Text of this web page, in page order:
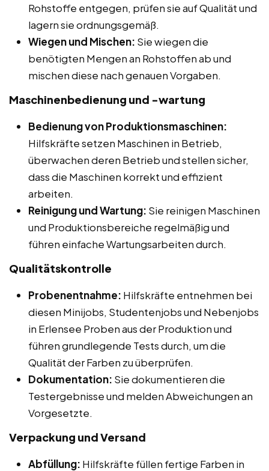
Rohstoffe entgegen, prüfen sie auf Qualität und
lagern sie ordnungsgemäß.
Wiegen und Mischen: Sie wiegen die
benötigten Mengen an Rohstoffen ab und
mischen diese nach genauen Vorgaben.
Maschinenbedienung und -wartung
Bedienung von Produktionsmaschinen:
Hilfskräfte setzen Maschinen in Betrieb,
überwachen deren Betrieb und stellen sicher,
dass die Maschinen korrekt und effizient
arbeiten.
Reinigung und Wartung: Sie reinigen Maschinen
und Produktionsbereiche regelmäßig und
führen einfache Wartungsarbeiten durch.
Qualitätskontrolle
Probenentnahme: Hilfskräfte entnehmen bei
diesen Minijobs, Studentenjobs und Nebenjobs
in Erlensee Proben aus der Produktion und
führen grundlegende Tests durch, um die
Qualität der Farben zu überprüfen.
Dokumentation: Sie dokumentieren die
Testergebnisse und melden Abweichungen an
Vorgesetzte.
Verpackung und Versand
Abfüllung: Hilfskräfte füllen fertige Farben in